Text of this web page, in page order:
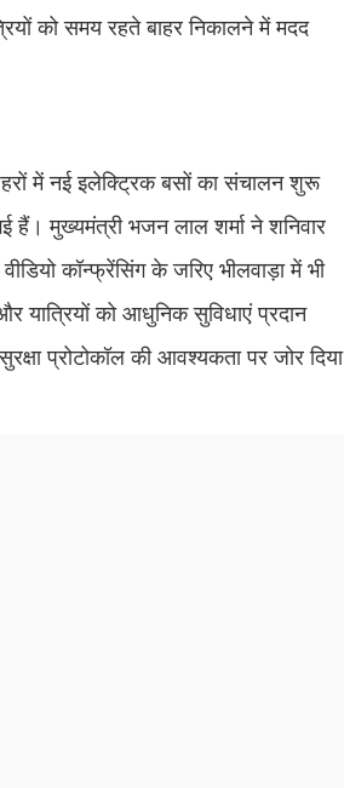
को समय रहते बाहर निकालने में मदद
में नई इलेक्ट्रिक बसों का संचालन शुरू
मुख्यमंत्री भजन लाल शर्मा ने शनिवार
कॉन्फ्रेंसिंग के जरिए भीलवाड़ा में भी
यात्रियों को आधुनिक सुविधाएं प्रदान
प्रोटोकॉल की आवश्यकता पर जोर दिया